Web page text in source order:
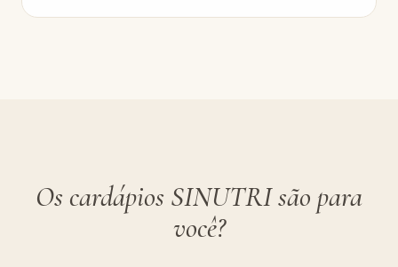
Os cardápios SINUTRI são para
você?